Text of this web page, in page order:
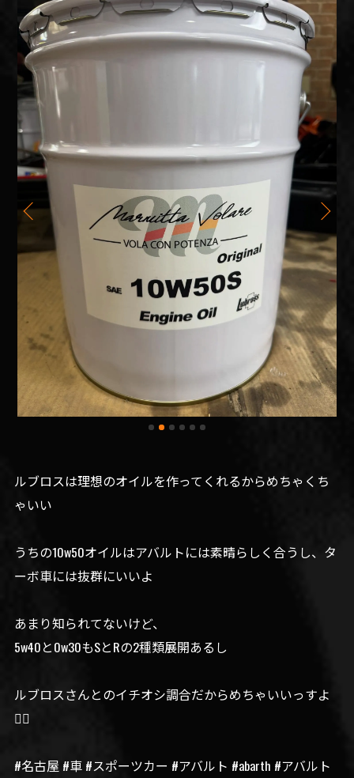
ルブロスは理想のオイルを作ってくれるからめちゃくち
ゃいい
うちの10w50オイルはアバルトには素晴らしく合うし、タ
ーボ車には抜群にいいよ
あまり知られてないけど、
5w40と0w30もSとRの2種類展開あるし
ルブロスさんとのイチオシ調合だからめちゃいいっすよ
🙆‍♀️
#名古屋 #車 #スポーツカー #アバルト #abarth #アバルト